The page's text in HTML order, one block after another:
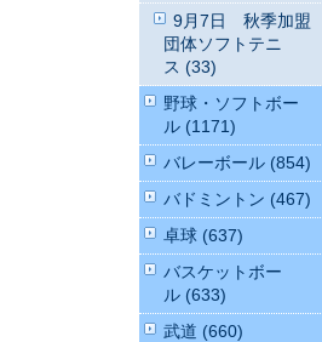
9月7日 秋季加盟
団体ソフトテニ
ス (33)
野球・ソフトボー
ル (1171)
バレーボール (854)
バドミントン (467)
卓球 (637)
バスケットボー
ル (633)
武道 (660)